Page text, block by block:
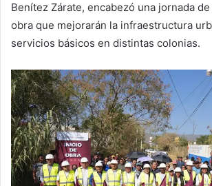
Benítez Zárate, encabezó una jornada
obra que mejorarán la infraestructura
servicios básicos en distintas colonias.